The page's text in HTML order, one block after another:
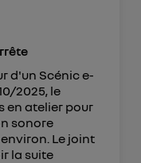
d'un Scénic e-
2025, le
en atelier pour
sonore
Le joint
la suite
bas de ce site.
consulter
données